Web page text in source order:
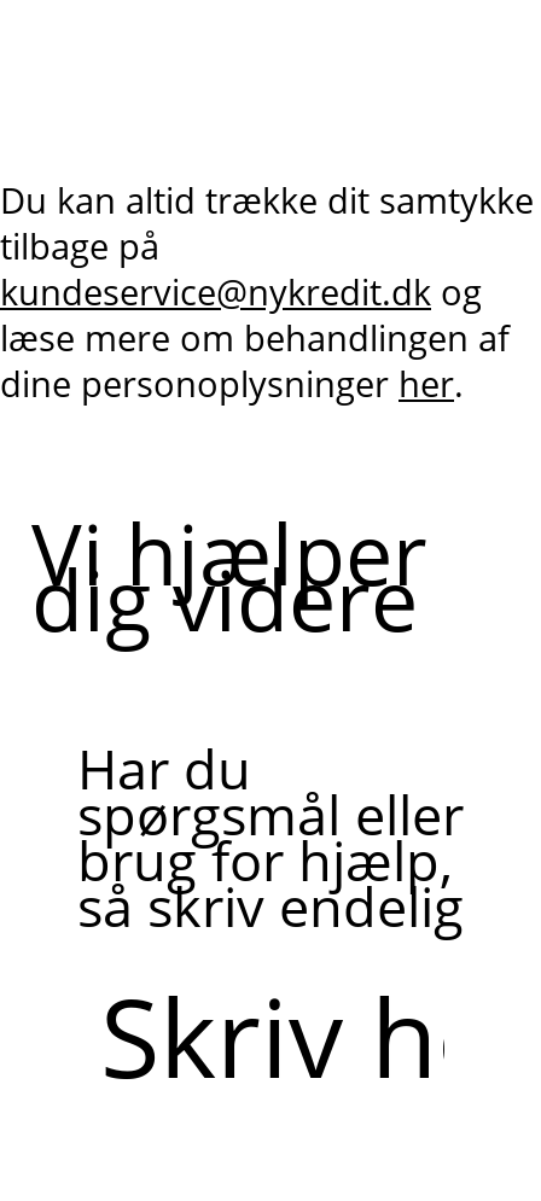
Du kan altid trække dit samtykke
tilbage på
kundeservice@nykredit.dk og
læse mere om behandlingen af
dine personoplysninger her.
Vi hjælper
dig videre
Har du
spørgsmål eller
brug for hjælp,
så skriv endelig
her